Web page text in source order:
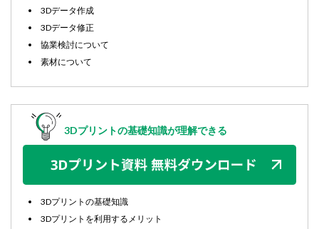
3Dデータ作成
3Dデータ修正
協業検討について
素材について
3Dプリントの基礎知識が理解できる
3Dプリントの基礎知識
3Dプリントを利用するメリット